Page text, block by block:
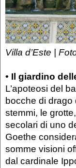
Villa d’Este |
• Il giardino
L’apoteosi del
bocche di drago
stemmi, le
secolari di uno
Goethe
somme visioni
dal cardinale